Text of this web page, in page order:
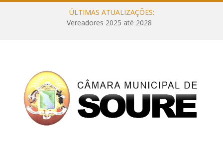
ÚLTIMAS ATUALIZAÇÕES:
Vereadores 2025 até 2028